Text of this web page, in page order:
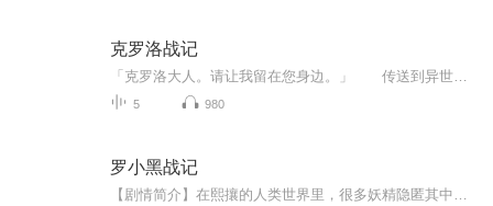
克罗洛战记
5 980
罗小黑战记